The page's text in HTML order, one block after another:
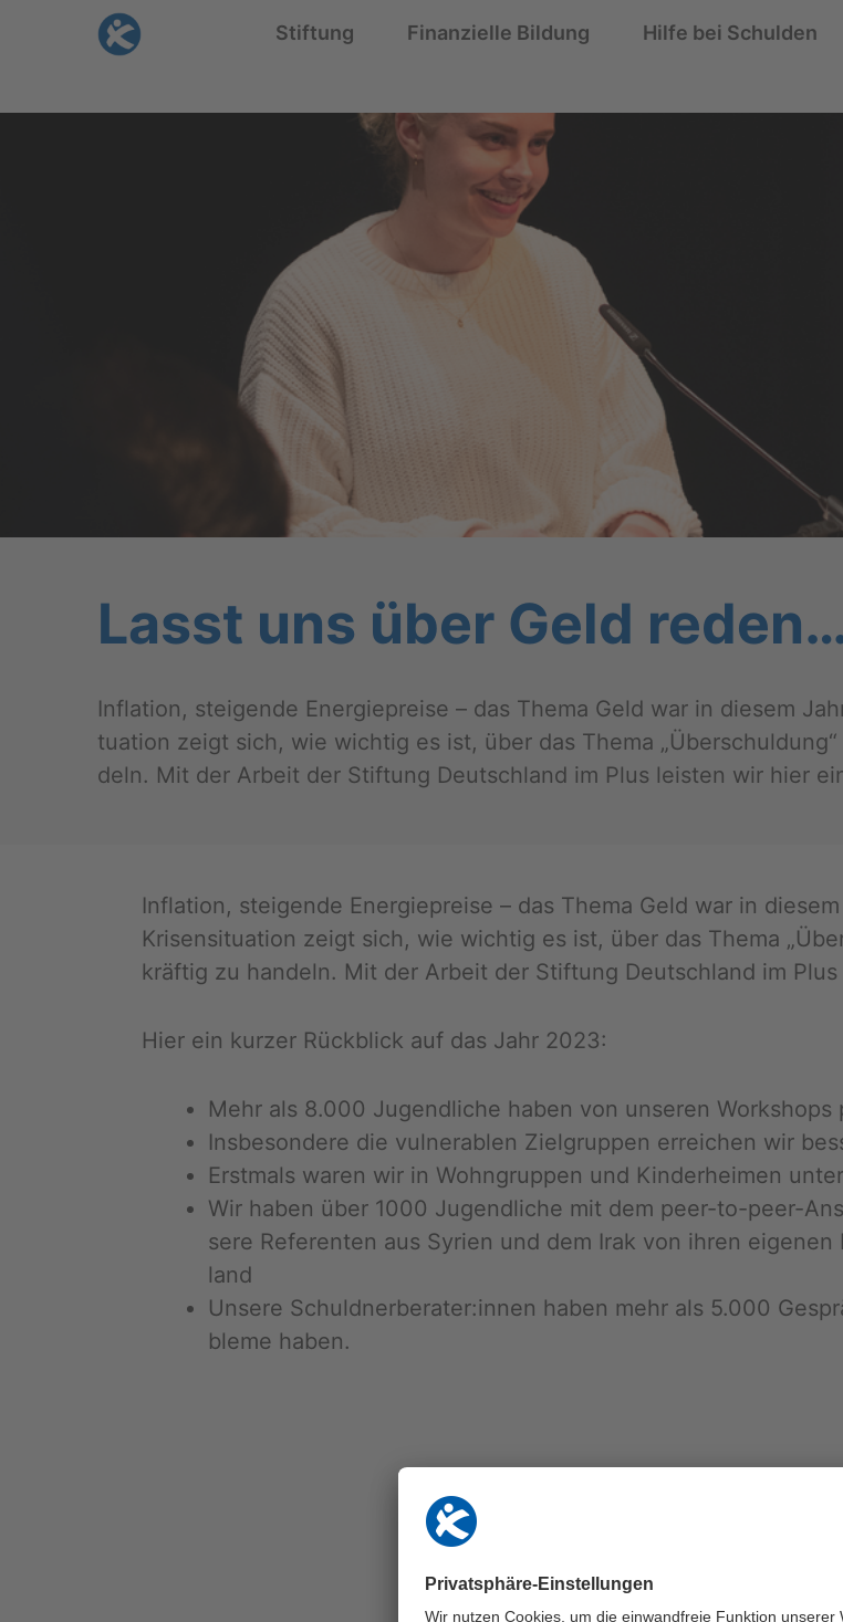
Stiftung Finanzielle Bildung Hilfe bei Schulden
Lasst uns über Geld
In­fla­ti­on, stei­gen­de En­er­gie­prei­se – das Thema Geld war in die­sem
tua­ti­on zeigt sich, wie wich­tig es ist, über das Thema
deln. Mit der Ar­beit der Stif­tung Deutsch­land im Plus leis­ten wir hier
In­fla­ti­on, stei­gen­de En­er­gie­prei­se – das Thema Geld war in
Kri­sen­si­tua­ti­on zeigt sich, wie wich­tig es ist, über das Thema
kräf­tig zu han­deln. Mit der Ar­beit der Stif­tung Deutsch­land im
Hier ein kur­zer Rück­blick auf das Jahr 2023:
Mehr als 8.000 Ju­gend­li­che haben von un­se­ren Work­shops
Ins­be­son­de­re die vul­nera­blen Ziel­grup­pen er­rei­chen wir
Erst­mals waren wir in Wohn­grup­pen und Kin­der­hei­men
Wir haben über 1000 Ju­gend­li­che mit dem peer-to-peer-
se­re Re­fe­ren­ten aus Sy­ri­en und dem Irak von ihren
land
Un­se­re Schuld­ner­be­ra­ter:innen haben mehr als 5.000
ble­me haben.